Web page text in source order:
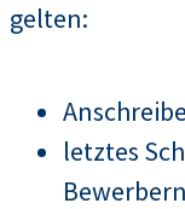
gelten:
letztes